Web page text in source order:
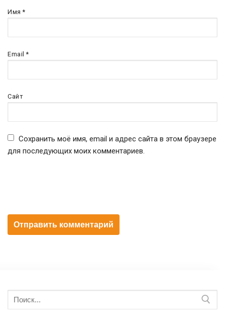
Имя*
Email*
Сайт
Сохранить моё имя, email и адрес сайта в этом браузере
для последующих моих комментариев.
Искать: